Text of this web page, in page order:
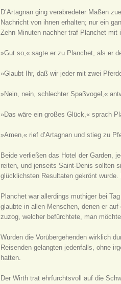
D’Artagnan ging verabredeter Maßen
Nachricht von ihnen erhalten; nur ein
Zehn Minuten nachher traf Planchet
»Gut so,« sagte er zu Planchet, als er
»Glaubt Ihr, daß wir jeder mit zwei
»Nein, nein, schlechter Spaßvogel,«
»Das wäre ein großes Glück,« sprach
»Amen,« rief d’Artagnan und stieg zu
Beide verließen das Hotel der Garden,
reiten, und jenseits Saint-Denis sollten
glücklichsten Resultaten gekrönt
Planchet war allerdings muthiger bei
glaubte in allen Menschen, denen er
zuzog, welcher befürchtete, man
Wurden die Vorübergehenden wirklich
Reisenden gelangten jedenfalls, ohne
hatten.
Der Wirth trat ehrfurchtsvoll auf die